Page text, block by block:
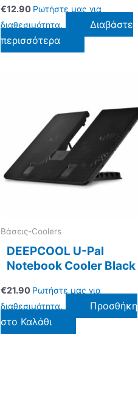
€12.90 Ρωτήστε μας για
διαθεσιμότητα.
Διαβάστε
περισσότερα
Βάσεις-Coolers
DEEPCOOL U-Pal
Notebook Cooler Black
€21.90 Ρωτήστε μας για
διαθεσιμότητα.
Προσθήκη
στο Καλάθι